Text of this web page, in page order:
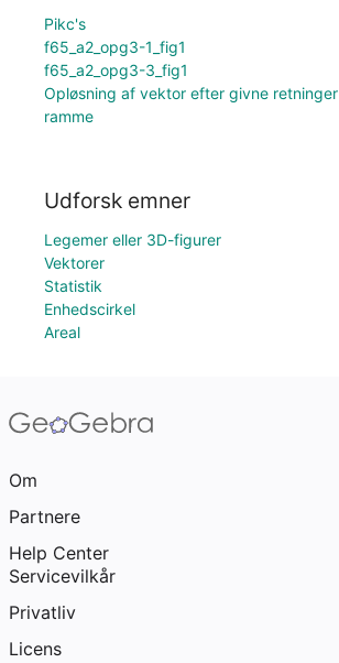
Pikc's
f65_a2_opg3-1_fig1
f65_a2_opg3-3_fig1
Opløsning af vektor efter givne retninger
ramme
Udforsk emner
Legemer eller 3D-figurer
Vektorer
Statistik
Enhedscirkel
Areal
Om
Partnere
Help Center
Servicevilkår
Privatliv
Licens